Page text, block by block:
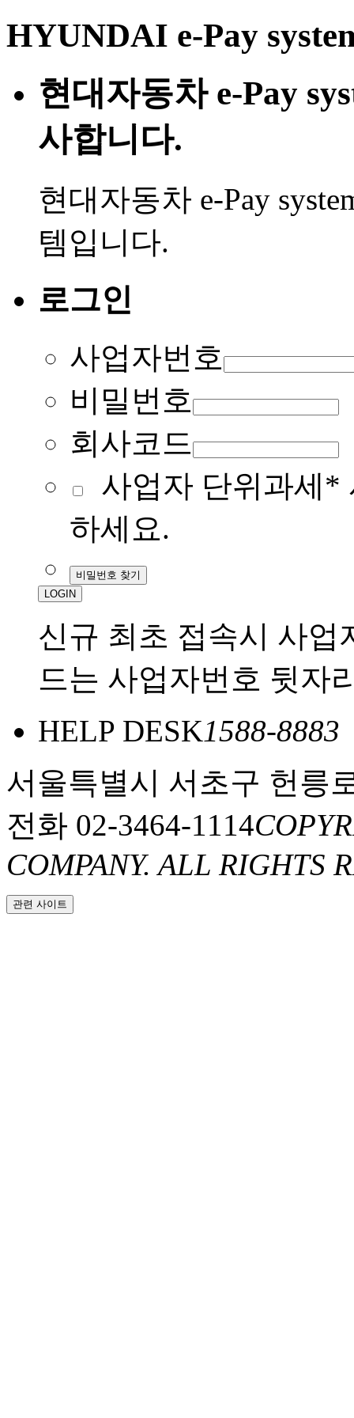
HYUNDAI e-Pay
현대자동차 e-Pay
사합니다.
현대자동차 e-Pay
템입니다.
로그인
사업자번호
비밀번호
회사코드
사업자 단위과세*
하세요.
비밀번호 찾기
LOGIN
신규 최초 접속시 사업
드는 사업자번호 뒷자
HELP DESK1588-8883
서울특별시 서초구 헌릉
전화 02-3464-1114
COMPANY. ALL RIGHTS
관련 사이트